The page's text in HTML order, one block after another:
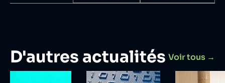
D'autres actualités Voir tous →